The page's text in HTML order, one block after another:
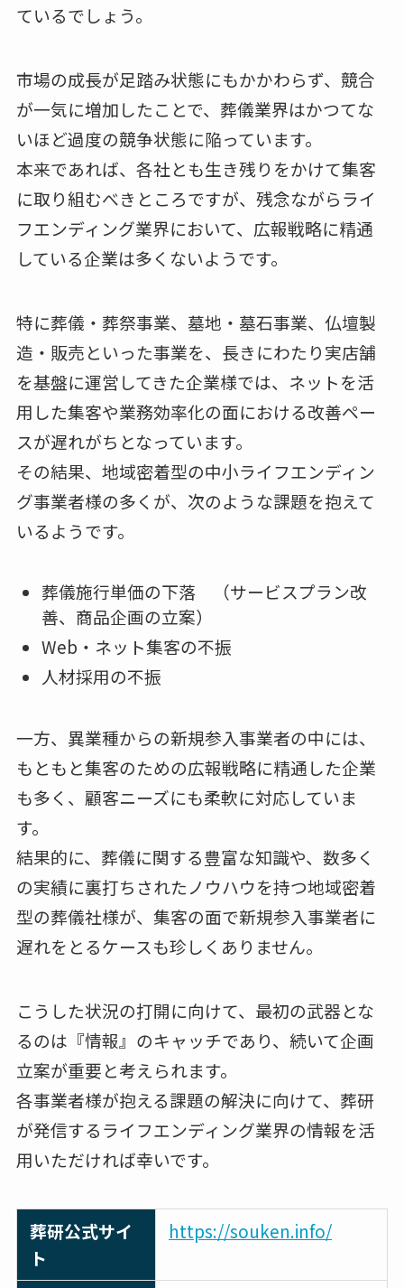
ているでしょう。
市場の成長が足踏み状態にもかかわらず、競合
が一気に増加したことで、葬儀業界はかつてな
いほど過度の競争状態に陥っています。
本来であれば、各社とも生き残りをかけて集客
に取り組むべきところですが、残念ながらライ
フエンディング業界において、広報戦略に精通
している企業は多くないようです。
特に葬儀・葬祭事業、墓地・墓石事業、仏壇製
造・販売といった事業を、長きにわたり実店舗
を基盤に運営してきた企業様では、ネットを活
用した集客や業務効率化の面における改善ペー
スが遅れがちとなっています。
その結果、地域密着型の中小ライフエンディン
グ事業者様の多くが、次のような課題を抱えて
いるようです。
葬儀施行単価の下落 （サービスプラン改
善、商品企画の立案）
Web・ネット集客の不振
人材採用の不振
一方、異業種からの新規参入事業者の中には、
もともと集客のための広報戦略に精通した企業
も多く、顧客ニーズにも柔軟に対応していま
す。
結果的に、葬儀に関する豊富な知識や、数多く
の実績に裏打ちされたノウハウを持つ地域密着
型の葬儀社様が、集客の面で新規参入事業者に
遅れをとるケースも珍しくありません。
こうした状況の打開に向けて、最初の武器とな
るのは『情報』のキャッチであり、続いて企画
立案が重要と考えられます。
各事業者様が抱える課題の解決に向けて、葬研
が発信するライフエンディング業界の情報を活
用いただければ幸いです。
葬研公式サイ
ト
https://souken.info/